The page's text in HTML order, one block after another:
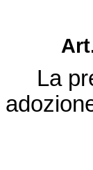
Art.
La